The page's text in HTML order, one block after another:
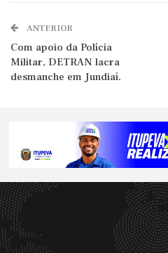
ANTERIOR
Com apoio da Polícia
Militar, DETRAN lacra
desmanche em Jundiaí.